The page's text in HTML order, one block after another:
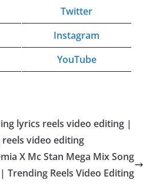
Twitter
Instagram
YouTube
lyrics reels video editing |
video editing
X Mc Stan Mega Mix Song
Trending Reels Video Editing